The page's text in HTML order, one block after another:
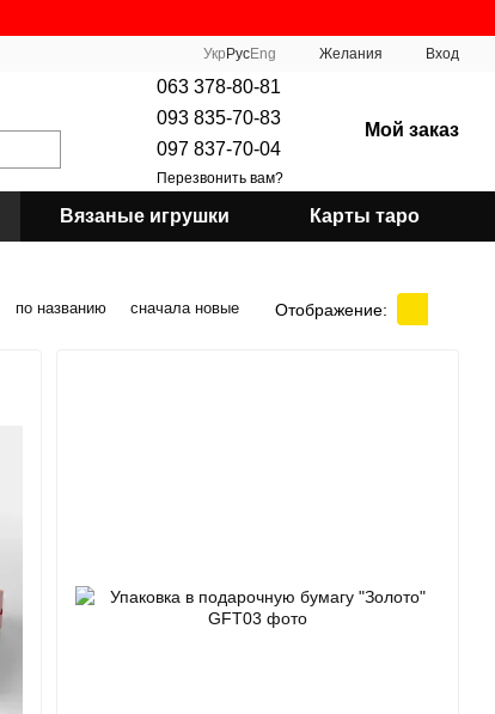
Укр РусEng Желания Вход
063 378-80-81
093 835-70-83
097 837-70-04
Перезвонить вам?
Мой заказ
Вязаные игрушки Карты таро
по названию сначала новые Отображение: